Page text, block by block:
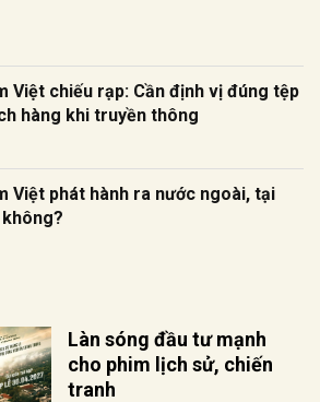
Việt chiếu rạp: Cần định vị đúng tệp
hàng khi truyền thông
Việt phát hành ra nước ngoài, tại
Làn sóng đầu tư mạnh
cho phim lịch sử, chiến
tranh